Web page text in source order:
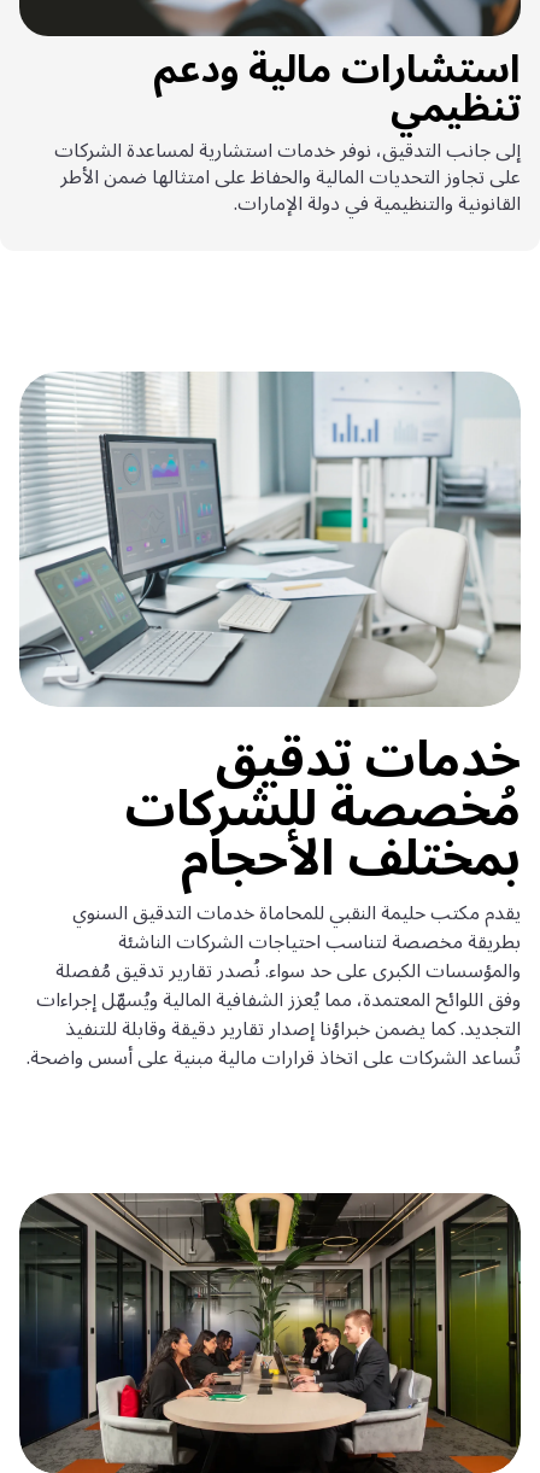
استشارات مالية ودعم
تنظيمي
إلى جانب التدقيق، نوفر خدمات استشارية لمساعدة الشركات
على تجاوز التحديات المالية والحفاظ على امتثالها ضمن الأطر
القانونية والتنظيمية في دولة الإمارات.
خدمات تدقيق
مُخصصة للشركات
بمختلف الأحجام
يقدم مكتب حليمة النقبي للمحاماة خدمات التدقيق السنوي
بطريقة مخصصة لتناسب احتياجات الشركات الناشئة
والمؤسسات الكبرى على حد سواء. نُصدر تقارير تدقيق مُفصلة
وفق اللوائح المعتمدة، مما يُعزز الشفافية المالية ويُسهّل إجراءات
التجديد. كما يضمن خبراؤنا إصدار تقارير دقيقة وقابلة للتنفيذ
تُساعد الشركات على اتخاذ قرارات مالية مبنية على أسس واضحة.